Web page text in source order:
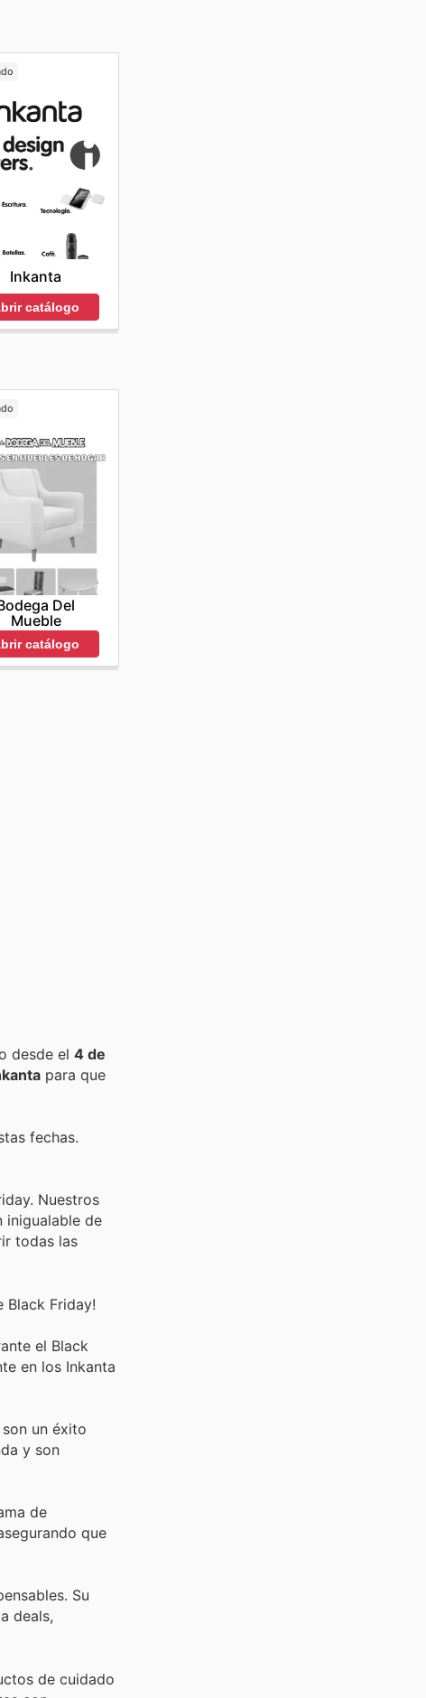
Inkanta
catálogo
Del
Mueble
catálogo
desde el 4 de
para que
fechas.
Nuestros
inigualable de
todas las
Black Friday!
el Black
en los Inkanta
un éxito
y son
de
que
Su
deals,
de cuidado